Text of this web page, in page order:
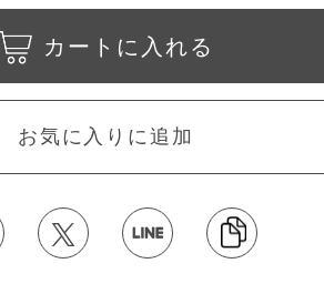
カートに入れる
お気に入りに追加